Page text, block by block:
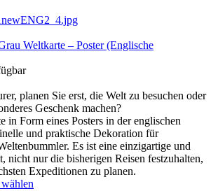
Weltkarte – Poster (Englische
planen Sie erst, die Welt zu besuchen oder
Geschenk machen?
in Form eines Posters in der englischen
und praktische Dekoration für
Es ist eine einzigartige und
nicht nur die bisherigen Reisen festzuhalten,
Expeditionen zu planen.